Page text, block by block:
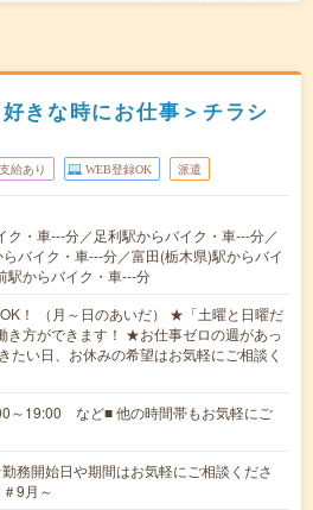
きな時にお仕事＞チラシ
給あり WEB登録OK 派遣
ク・車---分／足利駅からバイク・車---分／
バイク・車---分／富田(栃木県)駅からバイ
駅からバイク・車---分
！ （月～日のあいだ） ★「土曜と日曜だ
き方ができます！ ★お仕事ゼロの週があっ
たい日、お休みの希望はお気軽にご相談く
～19:00 など■ 他の時間帯もお気軽にご
開始日や期間はお気軽にご相談くださ
9月～